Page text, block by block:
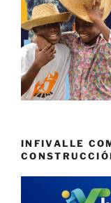
INFIVALLE